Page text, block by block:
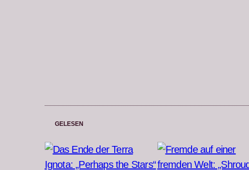
GELESEN